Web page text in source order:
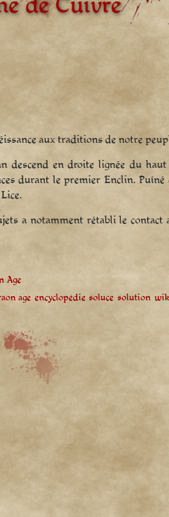
aux traditions de notre
descend en droite lignée du
durant le premier Enclin.
a notamment rétabli le contact
Age
age encyclopédie soluce solution